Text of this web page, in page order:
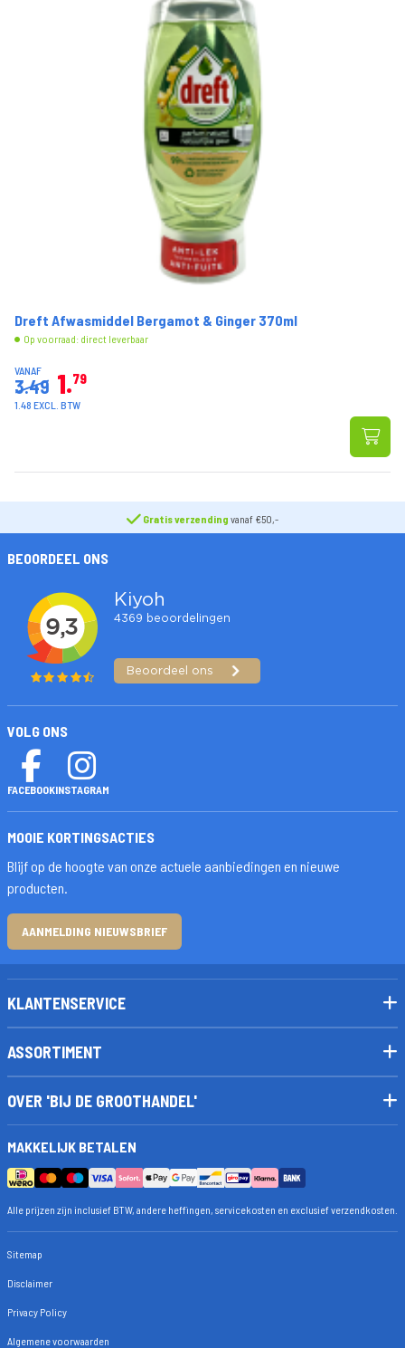
Dreft Afwasmiddel Bergamot & Ginger 370ml
Op voorraad: direct leverbaar
VANAF
3.49 1 79
1.48 EXCL. BTW
Gratis verzending vanaf €50,-
BEOORDEEL ONS
VOLG ONS
FACEBOOKINSTAGRAM
MOOIE KORTINGSACTIES
Blijf op de hoogte van onze actuele aanbiedingen en nieuwe
producten.
AANMELDING NIEUWSBRIEF
KLANTENSERVICE
ASSORTIMENT
OVER 'BIJ DE GROOTHANDEL'
MAKKELIJK BETALEN
Alle prijzen zijn inclusief BTW, andere heffingen, servicekosten en exclusief verzendkosten.
Sitemap
Disclaimer
Privacy Policy
Algemene voorwaarden